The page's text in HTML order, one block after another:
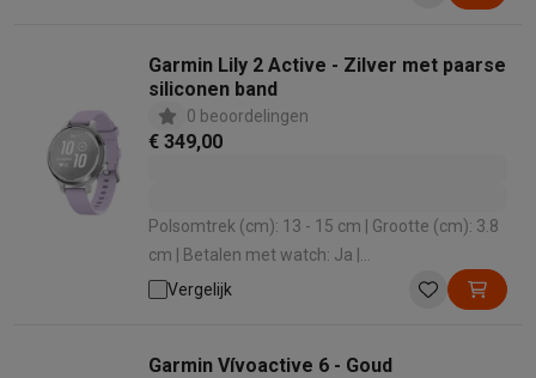
Garmin Lily 2 Active - Zilver met paarse
siliconen band
0 beoordelingen
€ 349,00
Polsomtrek (cm): 13 - 15 cm | Grootte (cm): 3.8
cm | Betalen met watch: Ja |
Besturingssysteem: Garmin OS
Vergelijk
Garmin Vívoactive 6 - Goud